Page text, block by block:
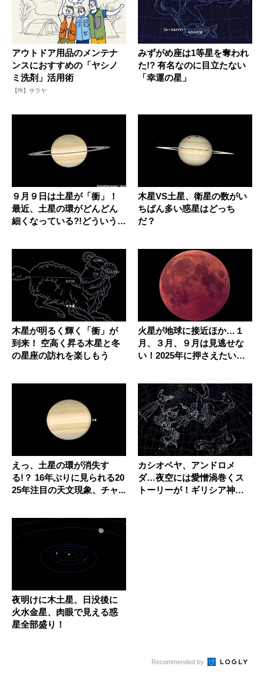
アウトドア用品のメンテナ
ンスにおすすめの「ヤシノ
ミ洗剤」活用術
【PR】サラヤ
みずがめ座は1等星を奪われ
た!? 有名なのに目立たない
「幸運の星」
９月９日は土星が「衝」！
最近、土星の環がどんどん
細くなっている?!どういうこ
木星VS土星、衛星の数がい
ちばん多い惑星はどっち
だ？
木星が明るく輝く「衝」が
到来！ 空高く昇る木星と冬
の星座の訪れを楽しもう
火星が地球に接近ほか…１
月、３月、９月は見逃せな
い！2025年に押さえたい注
えっ、土星の環が消失す
る!？ 16年ぶりに見られる20
25年注目の天文現象、チャ...
カシオペヤ、アンドロメ
ダ…夜空には愛憎渦巻くス
トーリーが！ギリシア神話
夜明けに木土星、日没後に
火水金星、肉眼で見える惑
星全部盛り！
Recommended by